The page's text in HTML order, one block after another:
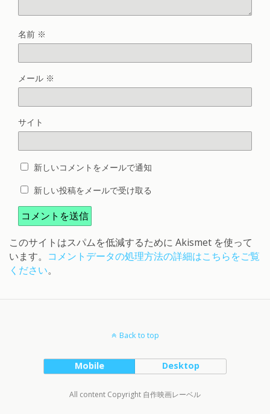
名前 ※
メール ※
サイト
新しいコメントをメールで通知
新しい投稿をメールで受け取る
このサイトはスパムを低減するために Akismet を使って
います。 コメントデータの処理方法の詳細はこちらをご覧
ください。
Back to top
Mobile Desktop
All content Copyright 自作映画レーベル